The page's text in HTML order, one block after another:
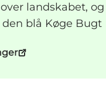
landskabet,
blå Køge Bugt